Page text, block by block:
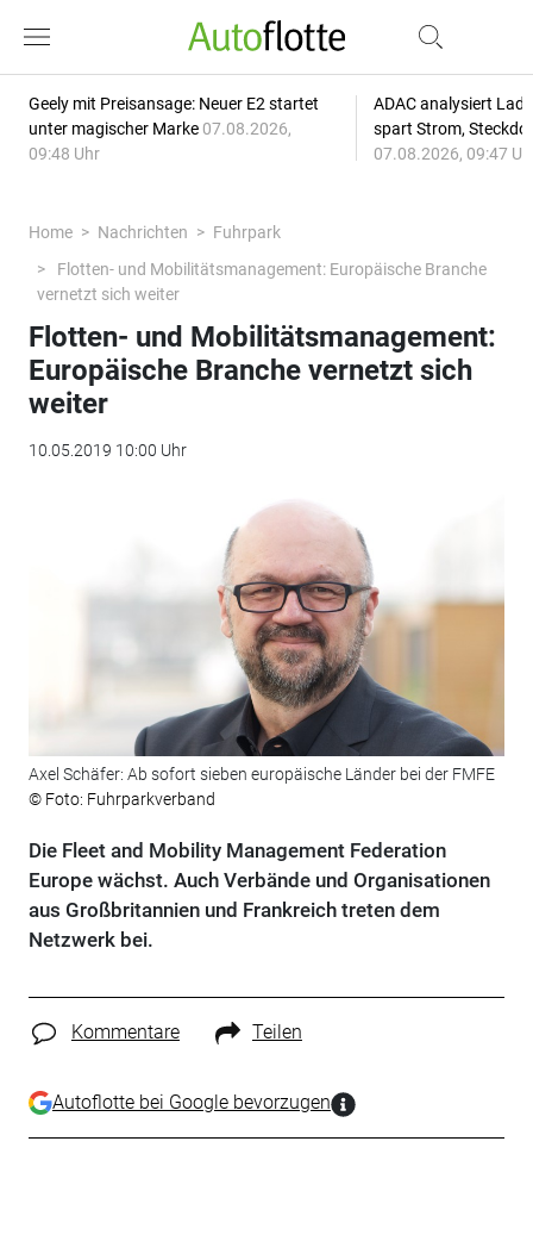
Geely mit Preisansage: Neuer E2 startet
unter magischer Marke 07.08.2026,
09:48 Uhr
ADAC analysiert
spart Strom,
07.08.2026, 09:47
Home Nachrichten
Fuhrpark
Flotten- und Mobilitätsmanagement: Europäische Branche
vernetzt sich weiter
Flotten- und Mobilitätsmanagement:
Europäische Branche vernetzt sich
weiter
10.05.2019 10:00 Uhr
Axel Schäfer: Ab sofort sieben europäische Länder bei der FMFE
© Foto: Fuhrparkverband
Die Fleet and Mobility Management Federation
Europe wächst. Auch Verbände und Organisationen
aus Großbritannien und Frankreich treten dem
Netzwerk bei.
Kommentare Teilen
Autoflotte bei Google bevorzugen